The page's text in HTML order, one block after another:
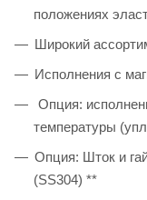
положениях
Широкий
Исполнения с
Опция:
температуры
Опция: Шток и
(SS304) **